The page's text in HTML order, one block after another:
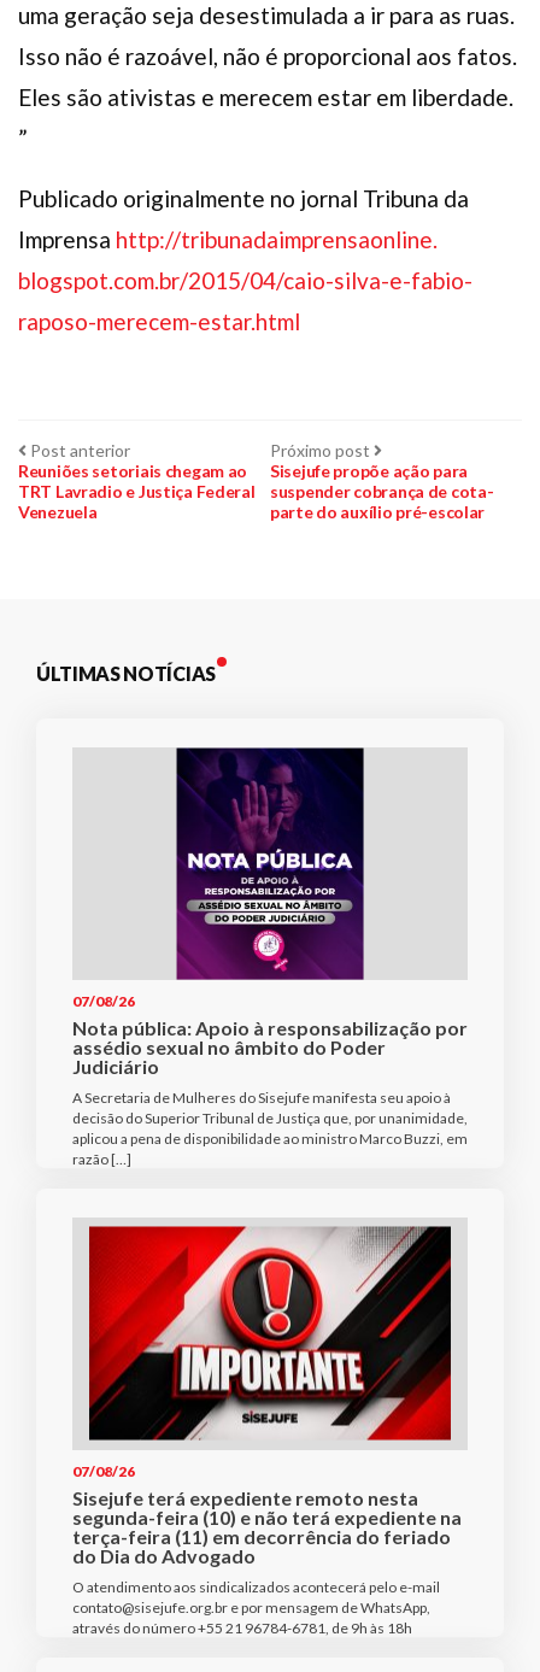
uma geração seja desestimulada a ir para as ruas.
Isso não é razoável, não é proporcional aos fatos.
Eles são ativistas e merecem estar em liberdade.
”
Publicado originalmente no jornal Tribuna da
Imprensa http://tribunadaimprensaonline.
blogspot.com.br/2015/04/caio-silva-e-fabio-
raposo-merecem-estar.html
Navegação
de
Post anteriorPost
anterior:
Reuniões setoriais chegam ao
TRT Lavradio e Justiça Federal
Venezuela
Próximo post Próximo
post:
Sisejufe propõe ação para
suspender cobrança de cota-
parte do auxílio pré-escolar
ÚLTIMAS NOTÍCIAS
07/08/26
Nota pública: Apoio à responsabilização por
assédio sexual no âmbito do Poder
Judiciário
A Secretaria de Mulheres do Sisejufe manifesta seu apoio à
decisão do Superior Tribunal de Justiça que, por unanimidade,
aplicou a pena de disponibilidade ao ministro Marco Buzzi, em
razão […]
07/08/26
Sisejufe terá expediente remoto nesta
segunda-feira (10) e não terá expediente na
terça-feira (11) em decorrência do feriado
do Dia do Advogado
O atendimento aos sindicalizados acontecerá pelo e-mail
contato@sisejufe.org.br e por mensagem de WhatsApp,
através do número +55 21 96784-6781, de 9h às 18h